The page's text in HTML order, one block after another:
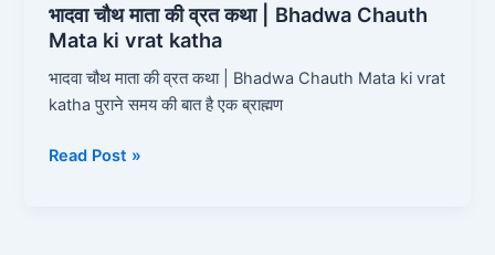
भादवा चौथ माता की व्रत कथा | Bhadwa Chauth
Mata ki vrat katha
भादवा चौथ माता की व्रत कथा | Bhadwa Chauth Mata ki vrat
katha पुराने समय की बात है एक ब्राह्मण
Read Post »